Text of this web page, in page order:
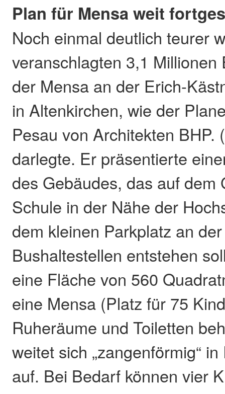
Plan für Mensa weit
Noch einmal deutlich teurer
veranschlagten 3,1
der Mensa an der Erich-
in Altenkirchen, wie der
Pesau von Architekten BHP.
darlegte. Er präsentierte
des Gebäudes, das auf dem
Schule in der Nähe der
dem kleinen Parkplatz an
Bushaltestellen entstehen
eine Fläche von 560
eine Mensa (Platz für 75
Ruheräume und Toiletten
weitet sich „zangenförmig“
auf. Bei Bedarf können vier